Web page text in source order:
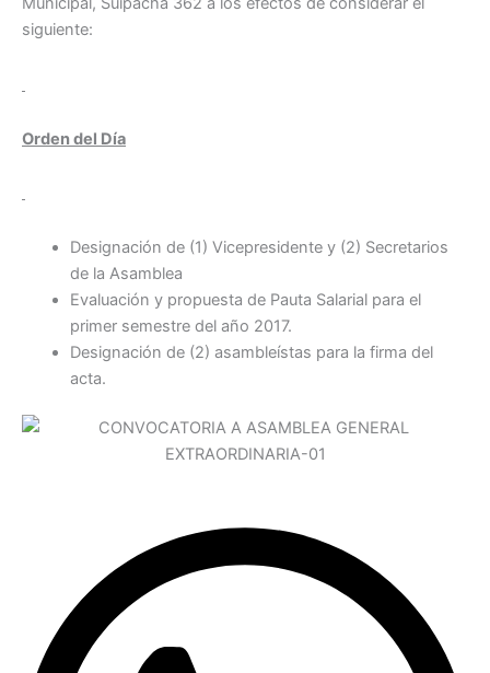
siguiente:
Orden del Día
Designación de (1) Vicepresidente y (2) Secretarios
de la Asamblea
Evaluación y propuesta de Pauta Salarial para el
primer semestre del año 2017.
Designación de (2) asambleístas para la firma del
acta.